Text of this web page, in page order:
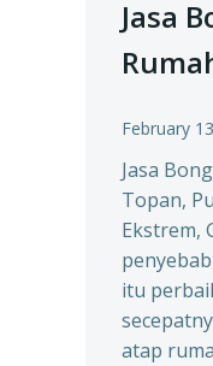
Jasa
February
Jasa
Topan,
Ekstrem,
itu
atap